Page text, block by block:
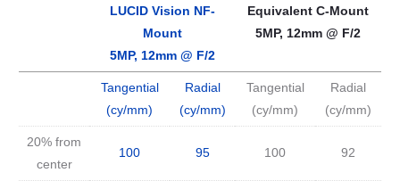
LUCID Vision NF-
Mount
5MP, 12mm @ F/2
Equivalent C-Mount
5MP, 12mm @ F/2
Tangential
(cy/mm)
Radial
(cy/mm)
Tangential
(cy/mm)
Radial
(cy/mm)
20% from
center
100 95 100 92